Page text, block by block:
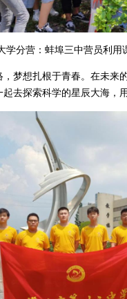
分营：蚌埠三中营员利用
想扎根于青春。在未来
去探索科学的星辰大海，